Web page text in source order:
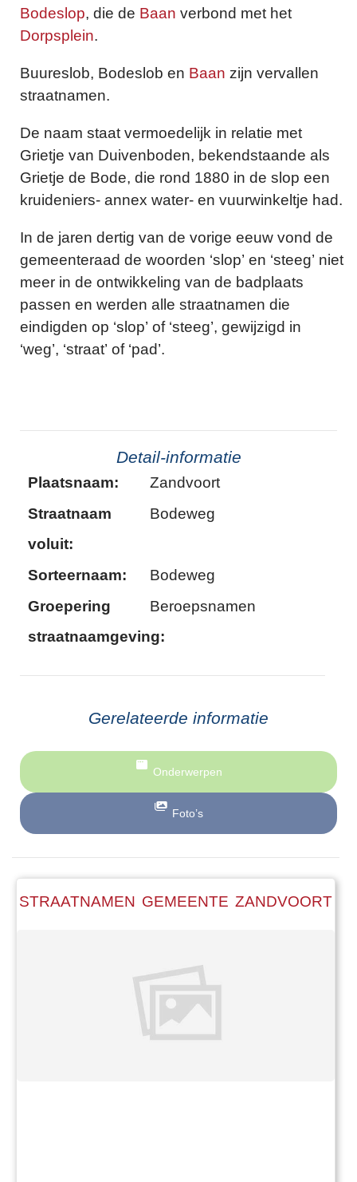
Bodeslop , die de Baan verbond met het
Dorpsplein.
Buureslob, Bodeslob en Baan zijn vervallen
straatnamen.
De naam staat vermoedelijk in relatie met
Grietje van Duivenboden, bekendstaande als
Grietje de Bode, die rond 1880 in de slop een
kruideniers- annex water- en vuurwinkeltje had.
In de jaren dertig van de vorige eeuw vond de
gemeenteraad de woorden ‘slop’ en ‘steeg’ niet
meer in de ontwikkeling van de badplaats
passen en werden alle straatnamen die
eindigden op ‘slop’ of ‘steeg’, gewijzigd in
‘weg’, ‘straat’ of ‘pad’.
Detail-informatie
Plaatsnaam:
Zandvoort
Straatnaam
voluit:
Bodeweg
Sorteernaam:
Bodeweg
Groepering
straatnaamgeving:
Beroepsnamen
Gerelateerde informatie
Onderwerpen
Foto’s
STRAATNAMEN GEMEENTE ZANDVOORT